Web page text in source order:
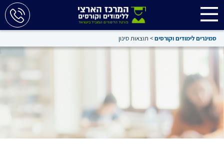
סמינרים לימודים וקורסים> תוצאות סינון